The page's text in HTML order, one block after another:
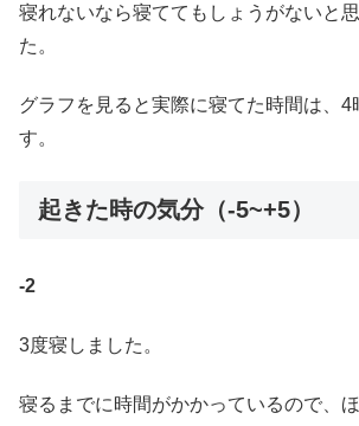
寝れないなら寝ててもしょうがないと
た。
グラフを見ると実際に寝てた時間は、4
す。
起きた時の気分（-5~+5）
-2
3度寝しました。
寝るまでに時間がかかっているので、